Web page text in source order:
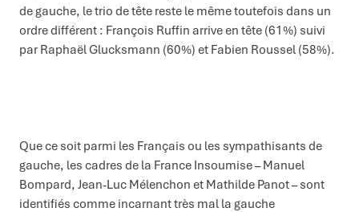
de gauche, le trio de tête reste le même toutefois dans un
ordre différent : François Ruffin arrive en tête (61%) suivi
par Raphaël Glucksmann (60%) et Fabien Roussel (58%).
Que ce soit parmi les Français ou les sympathisants de
gauche, les cadres de la France Insoumise – Manuel
Bompard, Jean-Luc Mélenchon et Mathilde Panot – sont
identifiés comme incarnant très mal la gauche